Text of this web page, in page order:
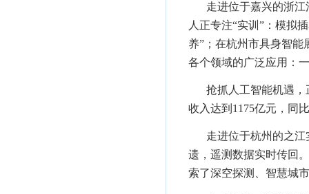
走进位于嘉兴的浙
人正专注“实训”：模拟
养”；在杭州市具身智
各个领域的广泛应用：
抢抓人工智能机遇
收入达到1175亿元，同
走进位于杭州的之江
遗，遥测数据实时传回
索了深空探测、智慧城